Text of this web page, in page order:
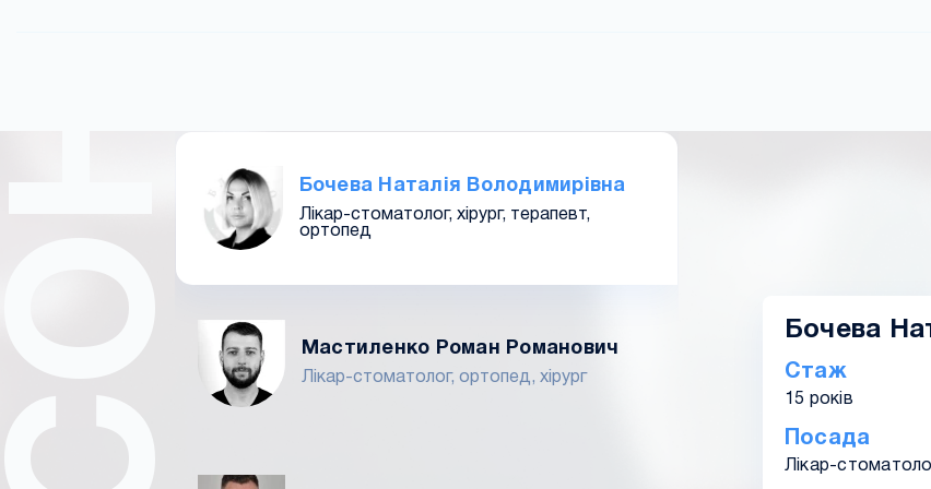
Бочева Наталія Володимирівна
Лікар-стоматолог, хірург, терапевт,
ортопед
Мастиленко Роман Романович
Лікар-стоматолог, ортопед, хірург
Бочева
Стаж
15 років
Посада
Лікар-